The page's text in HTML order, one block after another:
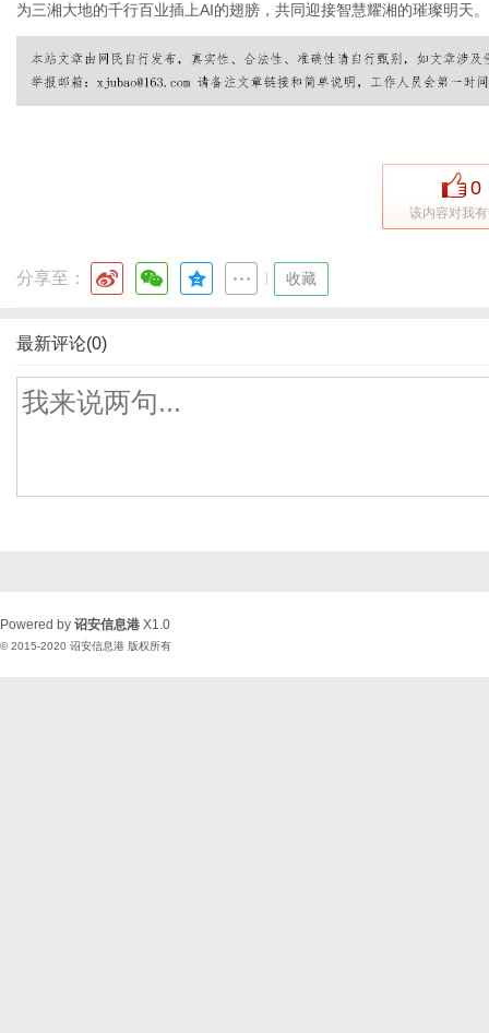
为三湘大地的千行百业插上AI的翅膀，共同迎接智慧耀湘的璀璨明天。
0
该内容对我
分享至： 收藏
最新评论(0)
Powered by 诏安信息港 X1.0
© 2015-2020 诏安信息港 版权所有